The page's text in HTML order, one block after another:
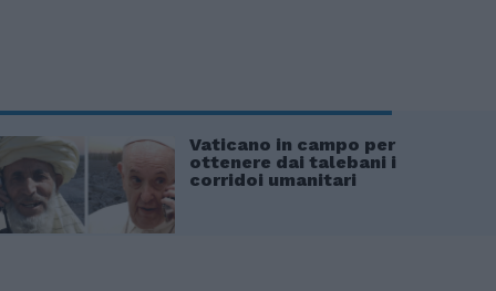
Vaticano in campo per
ottenere dai talebani i
corridoi umanitari